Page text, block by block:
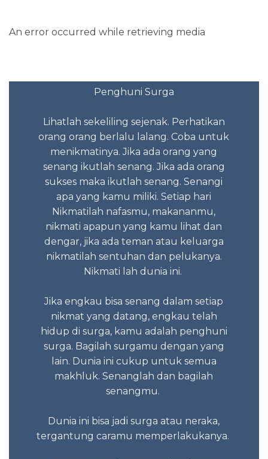
An error occurred while retrieving media
Penghuni Surga
Lihatlah sekeliling sejenak. Perhatikan
orang orang berlalu lalang. Coba untuk
menikmatinya. Jika ada orang yang
senang ikutlah senang. Jika ada orang
sukses maka ikutlah senang. Senangi
apa yang kamu miliki. Setiap hari
Nikmatilah nafasmu, makananmu,
nikmati apapun yang kamu lihat dan
dengar, jika ada teman atau keluarga
nikmatilah sentuhan dan pelukanya.
Nikmati lah dunia ini.
Jika engkau bisa senang dalam setiap
nikmat yang datang, engkau telah
hidup di surga, kamu adalah penghuni
surga. Bagilah surgamu dengan yang
lain. Dunia ini cukup untuk semua
makhluk. Senanglah dan bagilah
senangmu.
Dunia ini bisa jadi surga atau neraka,
tergantung caramu memperlakukanya.